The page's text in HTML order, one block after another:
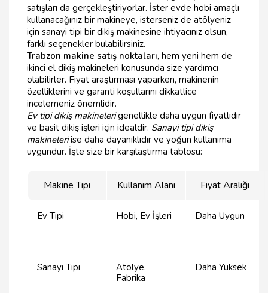
satışları da gerçekleştiriyorlar. İster evde hobi amaçlı
kullanacağınız bir makineye, isterseniz de atölyeniz
için sanayi tipi bir dikiş makinesine ihtiyacınız olsun,
farklı seçenekler bulabilirsiniz.
Trabzon makine satış noktaları, hem yeni hem de
ikinci el dikiş makineleri konusunda size yardımcı
olabilirler. Fiyat araştırması yaparken, makinenin
özelliklerini ve garanti koşullarını dikkatlice
incelemeniz önemlidir.
Ev tipi dikiş makinelerigenellikle daha uygun fiyatlıdır
ve basit dikiş işleri için idealdir. Sanayi tipi dikiş
makineleriise daha dayanıklıdır ve yoğun kullanıma
uygundur. İşte size bir karşılaştırma tablosu:
Makine Tipi Kullanım Alanı Fiyat Aralığı
Ev Tipi Hobi, Ev İşleri Daha Uygun
Sanayi Tipi
Atölye,
Fabrika
Daha Yüksek